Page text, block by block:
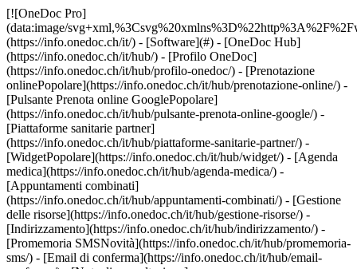
[![OneDoc Pro](data:image/svg+xml,%3Csvg%20xmlns%3D%22http%3A%2F%2Fwww.w3.org%2F2000%2Fsvg%22%20viewBox%3D%220%200%20110%2021%22%3E%3C%2Fsvg%3E)](https://info.onedoc.ch/it/) - [Software](#) - [OneDoc Hub](https://info.onedoc.ch/it/hub/) - [Profilo OneDoc](https://info.onedoc.ch/it/hub/profilo-onedoc/) - [Prenotazione onlinePopolare](https://info.onedoc.ch/it/hub/prenotazione-online/) - [Pulsante Prenota online GooglePopolare](https://info.onedoc.ch/it/hub/pulsante-prenota-online-google/) - [Piattaforme sanitarie partner](https://info.onedoc.ch/it/hub/piattaforme-sanitarie-partner/) - [WidgetPopolare](https://info.onedoc.ch/it/hub/widget/) - [Agenda medica](https://info.onedoc.ch/it/hub/agenda-medica/) - [Appuntamenti combinati](https://info.onedoc.ch/it/hub/appuntamenti-combinati/) - [Gestione delle risorse](https://info.onedoc.ch/it/hub/gestione-risorse/) - [Indirizzamento](https://info.onedoc.ch/it/hub/indirizzamento/) - [Promemoria SMSNovità](https://info.onedoc.ch/it/hub/promemoria-sms/) - [Email di conferma](https://info.onedoc.ch/it/hub/email-conferma/) - [Note di consultazione](https://info.onedoc.ch/it/hub/note-di-consultazione/) - [Promemoria SMS di follow-up](https://info.onedoc.ch/it/hub/promemoria-sms-follow-up/) - [OneDoc Invoice](https://info.onedoc.ch/it/invoice/) - [Tariffa 590Popolare](https://info.onedoc.ch/it/invoice/tariffa-590/) - [Tariffa fisioPopolare](https://info.onedoc.ch/it/invoice/tariffa-fisio/) - [PsyTarif (581/582)Novità](https://info.onedoc.ch/it/invoice/psytarif/) - [Tariffa Swiss Dental Hygienist (SDH)](https://info.onedoc.ch/it/invoice/tariffa-sdh/) - [Tariffa 595In arrivo](https://info.onedoc.ch/it/tariffa-595/) - [Covercard](https://info.onedoc.ch/it/invoice/covercard/) - [Fattura QR](https://info.onedoc.ch/it/invoice/fattura-qr/) - [Invio sicuro al paziente (TG)](https://info.onedoc.ch/it/invoice/fatture-terzi-garanti/) - [Invio diretto all’assicurazione (TP)](https://info.onedoc.ch/it/invoice/terzi-paganti/) - [Promemoria di pagamento](https://info.onedoc.ch/it/invoice/solleciti-pagamento/) - [Riconcilio dei pagamenti](https://info.onedoc.ch/it/invoice/riconciliazione-automatica/) - [Chiusure contabili](https://info.onedoc.ch/it/invoice/chiusure-contabili/) - [Dichiarazione IVA](https://info.onedoc.ch/it/invoice/dichiarazione-iva/) - [Statistiche](https://info.onedoc.ch/it/invoice/statistiche/) - [Emma: Assistente telefonica IALancio](https://info.onedoc.ch/it/emma-assistente-telefonica/) - [OneDoc InboxLancio](https://info.onedoc.ch/it/inbox/) - [Richieste di farmaciNovità](https://info.onedoc.ch/it/inbox/richiesta-farmaci/) - [OneDoc LinkNovità](https://info.onedoc.ch/it/link/) - [OneDoc Visio](https://info.onedoc.ch/it/visio/) - [Badge videoconsulto](https://info.onedoc.ch/it/visio/badge-videoconsulto/) - [Modulo di videoconsultoPopolare](https://info.onedoc.ch/it/visio/modulo-videoconsulto/) - [Condividi lo schermo](https://info.onedoc.ch/it/visio/condivisione-schermo/) - [Videoconsulto sfondo](https://info.onedoc.ch/it/visio/sfondo-videoconsulto/) - [Video e audio controllo](https://info.onedoc.ch/it/visio/controllo-audio-video/) - [Soluzioni](#) - [Le tue esigenze](https://info.onedoc.ch/it/esigenze/) - [Aumenta la visibilità del tuo studio](https://info.onedoc.ch/it/esigenze/migliorare-la-vostra-visibilita/) - [Porta più nuovi pazienti nel tuo studio](https://info.onedoc.ch/it/esigenze/porta-nuovi-pazienti/) - [Fidelizza i tuoi pazientiPopolare](https://info.onedoc.ch/it/esigenze/fidelizza-i-tuoi-pazienti/) - [Automatizza il follow-up dei pazienti che già segui](https://info.onedoc.ch/it/esigenze/follow-up-pazienti-gia-segui/) - [Gestisci flussi di appuntamenti complessi](https://info.onedoc.ch/it/esigenze/gestisci-appuntamenti-complessi/) - [Fidelizza i pazienti nel tuo network](https://info.onedoc.ch/it/esigenze/tieni-pazienti-network/) - [Indirizza facilmente i tuoi pazientiPopolare](https://info.onedoc.ch/it/esigenze/indirizzate-pazienti/) - [Ricevi indirizzamenti qualificati](https://info.onedoc.ch/it/esigenze/ricevi-indirizzamenti-qualificati/) - [Riduci il numero di appuntamenti mancatiPopolare](https://info.onedoc.ch/it/esigenze/riduci-appuntamenti-mancati/) - [Gestisci più richieste dei pazienti](https://info.onedoc.ch/it/esigenze/gestisci-piu-richieste-pazienti/) - [Riduci il numero di telefonate entrantiPopolare](https://info.onedoc.ch/it/esigenze/ridurre-le-chiamate/) - [Resta in contatto con i tuoi pazienti](https://info.onedoc.ch/it/esigenze/resta-in-contatto-con-teleconsultation/) - [Crea e gestisci le tue fatture](https://info.onedoc.ch/it/esigenze/crea-fatture-conformi/) - [La tua specialità](https://info.onedoc.ch/it/specialita/) - [Medico generico](https://info.onedoc.ch/it/specialita/medico-generico/) - [Medico specialista](https://info.onedoc.ch/it/specialita/medico-specialista/) - [Dentista](https://info.onedoc.ch/it/specialita/medico-dentista/) - [Igienista dentale](https://info.onedoc.ch/it/specialita/igienista-dentale/) - [FisioterapistaPopolare](https://info.onedoc.ch/it/specialita/fisioterapista/) - [Terapista](https://info.onedoc.ch/it/specialita/terapista/) - [Psicologo](https://info.onedoc.ch/it/specialita/psicologo/) - [Psicoterapisti](https://info.onedoc.ch/it/specialita/psicoterapisti/) - [Oculista](https://info.onedoc.ch/it/specialita/oculista/) - [Dermatologo](https://info.onedoc.ch/it/specialita/dermatologo/) - [Pediatra](https://info.onedoc.ch/it/specialita/pediatra/) - [Ginecologo](https://info.onedoc.ch/it/specialita/ginecologo/) - [Medico estetico](https://info.onedoc.ch/it/specialita/medico-estetico/) - [La tua struttura sanitaria](https://info.onedoc.ch/it/specialita/) - [Centro medico](https://info.onedoc.ch/it/specialita/centro-medico/) - [Ospedale](https://info.onedoc.ch/it/specialita/ospedale/) - [Farmacia](https://info.onedoc.ch/it/specialita/farmacia/) - [Centro di diagnostica per immagini](https://info.onedoc.ch/it/specialita/centro-diagnostica-per-immagini/) - [Laboratorio di analisi mediche](https://info.onedoc.ch/it/specialita/laboratori-di-analisi-mediche/) - [Audioprotesista](https://info.onedoc.ch/it/specialita/audioprotesista/) - [Ottico](https://info.onedoc.ch/it/specialita/ottico/) - [Connettore](#) - [A-D](#) - [Aeskulap](https://info.onedoc.ch/it/connettore/aeskulap/) - [amétiq siMed](https://info.onedoc.ch/it/connettore/ametiq-simed/) - [Axenita](https://info.onedoc.ch/it/connettore/axenita-axonlab/) - [Carefolio](https://info.onedoc.ch/it/connettore/carefolio/) - [curaMED](https://info.onedoc.ch/it/connettore/curamed/) - [Delemed](https://info.onedoc.ch/it/connettore/delemed/) - [DentaGest](https://info.onedoc.ch/it/connettore/dentagest/) - [Denteo](https://info.onedoc.ch/it/connettore/denteo/) - [E-G](#) - [E-Medicus](https://info.onedoc.ch/it/connettore/e-medicus/) - [E-PAT](https://info.onedoc.ch/it/connettore/e-pat/) - [ElexisNovità](https://info.onedoc.ch/it/connettore/elexis/) - [ePaad](https://info.onedoc.ch/it/connettore/epaad/) - [ePhysio](https://info.onedoc.ch/it/connettore/ephysio/) - [ergodent](https://info.onedoc.ch/it/connettore/ergodent/) - [Eyesoft](https://info.onedoc.ch/it/connettore/eyesoft/) - [Google Calendar](https://info.onedoc.ch/it/connettore/google-calendar/) - [H-M](#) - [Handylife](https://info.onedoc.ch/it/connettore/handy-patients/) - [Hexabit Luna](https://info.onedoc.ch/it/connettore/hexabit-luna/) - [ifaNovità](https://info.onedoc.ch/it/connettore/ifa/) - [KISIM](https://info.onedoc.ch/it/connettore/cistec-kisim/) - [Liris](https://info.onedoc.ch/it/connettore/liris/) - [Medes](https://info.onedoc.ch/it/connettore/medes/) - [MediCloud](https://info.onedoc.ch/it/connettore/medicloud/) - [MediOnline](https://info.onedoc.ch/it/connettore/medionline-cassa-dei-medici/) - [Mediway](https://info.onedoc.ch/it/connettore/mediway/) - [N-Q](#) - [NereidaNovità](https://info.onedoc.ch/it/connettore/nereida/) - [NEXUS](https://info.onedoc.ch/it/connettore/nexus/) - [Oplus](https://info.onedoc.ch/it/connettore/oplus/) - [Outlook](https://info.onedoc.ch/it/connettore/outlook/) - [PhysioApp](https://info.onedoc.ch/it/connettore/physioapp/) - [Polavis](https://info.onedoc.ch/it/connettore/polavis/) - [Polypoint](https://info.onedoc.ch/it/connettore/polypoint/) - [ProPharma](https://info.onedoc.ch/it/connettore/propharma/) - [PraxinovaNovità](https://info.onedoc.ch/it/connettore/praxinova/) - [Pulse Medica](https://info.onedoc.ch/it/connettore/pulse-medica/) - [R-Z](#) - [RockethealthNovità](https://info.onedoc.ch/it/connettore/rockethealth/) - [SOFTplus](https://info.onedoc.ch/it/connettore/softplus/) - [Sokle](https://info.onedoc.ch/it/connettore/sokle/) - [tomedoNovità](https://info.onedoc.ch/it/connettore/tomedo/) - [Vitomed](https://info.onedoc.ch/it/connettore/vitomed-vitodata/) - [WinLogie](https://info.onedoc.ch/it/connettore/winlogie/) - [WinMed](https://info.onedoc.ch/it/connettore/winmed/) - [ZaWin](https://info.onedoc.ch/it/connettore/zawin/) - [Vedi tutti i nostri connettori](https://info.onedoc.ch/it/connettore/) - [Risorse](#) - [Informazioni su OneDoc](#) - [Nostra missione](https://info.onedoc.ch/it/nostra-missione/) - [Media](https://info.onedoc.ch/it/media/) - [Blog](https://info.onedoc.ch/it/blog/) - [Medici di base](https://info.onedoc.ch/it/blog/medici/) - [Dentisti](https://info.onedoc.ch/it/blog/dentisti/) - [Igienisti dentali](https://info.onedoc.ch/it/blog/igienisti-dentali/) - [Pediatri](htt